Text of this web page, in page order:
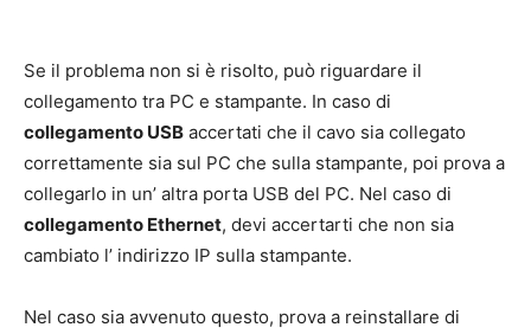
Se il problema non si è risolto, può riguardare il
collegamento tra PC e stampante. In caso di
collegamento USB accertati che il cavo sia collegato
correttamente sia sul PC che sulla stampante, poi prova a
collegarlo in un’ altra porta USB del PC. Nel caso di
collegamento Ethernet, devi accertarti che non sia
cambiato l’ indirizzo IP sulla stampante.
Nel caso sia avvenuto questo, prova a reinstallare di